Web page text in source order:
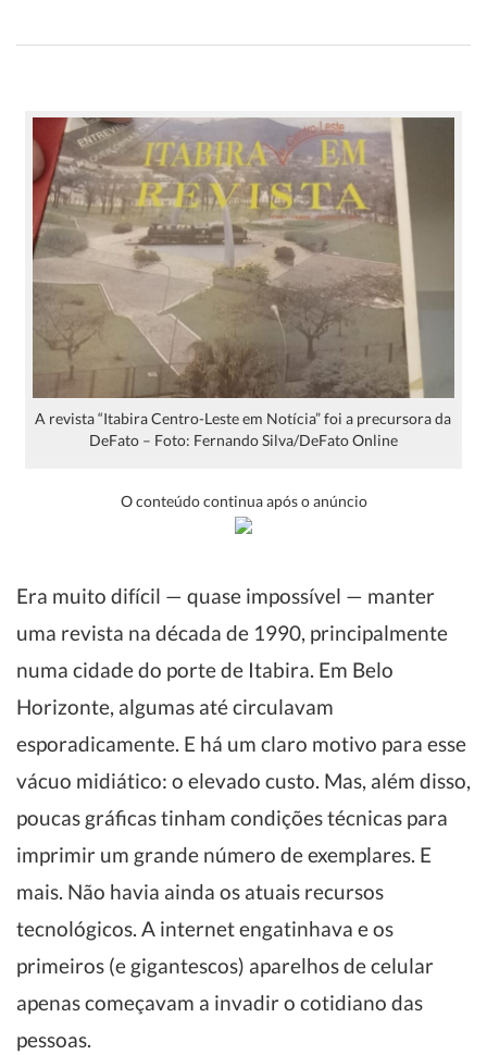
A revista “Itabira Centro-Leste em Notícia” foi a precursora da
DeFato – Foto: Fernando Silva/DeFato Online
O conteúdo continua após o anúncio
Era muito difícil — quase impossível — manter
uma revista na década de 1990, principalmente
numa cidade do porte de Itabira. Em Belo
Horizonte, algumas até circulavam
esporadicamente. E há um claro motivo para esse
vácuo midiático: o elevado custo. Mas, além disso,
poucas gráficas tinham condições técnicas para
imprimir um grande número de exemplares. E
mais. Não havia ainda os atuais recursos
tecnológicos. A internet engatinhava e os
primeiros (e gigantescos) aparelhos de celular
apenas começavam a invadir o cotidiano das
pessoas.